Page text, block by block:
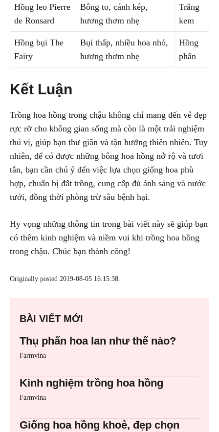
Hồng leo Pierre
de Ronsard
Bông to, cánh kép,
hương thơm nhẹ
Trắng
kem
Hồng bụi The
Fairy
Bụi thấp, nhiều hoa nhỏ,
hương thơm nhẹ
Hồng
phấn
Kết Luận
Trồng hoa hồng trong chậu không chỉ mang đến vẻ đẹp
rực rỡ cho không gian sống mà còn là một trải nghiệm
thú vị, giúp bạn thư giãn và tận hưởng thiên nhiên. Tuy
nhiên, để có được những bông hoa hồng nở rộ và tươi
tắn, bạn cần chú ý đến việc lựa chọn giống hoa phù
hợp, chuẩn bị đất trồng, cung cấp đủ ánh sáng và nước
tưới, đồng thời phòng trừ sâu bệnh hại.
Hy vọng những thông tin trong bài viết này sẽ giúp bạn
có thêm kinh nghiệm và niềm vui khi trồng hoa hồng
trong chậu. Chúc bạn thành công!
Originally posted 2019-08-05 16:15:38.
BÀI VIẾT MỚI
Thụ phấn hoa lan như thế nào?
Farmvina
Kinh nghiệm trồng hoa hồng
Farmvina
Giống hoa hồng khoẻ, đẹp chọn